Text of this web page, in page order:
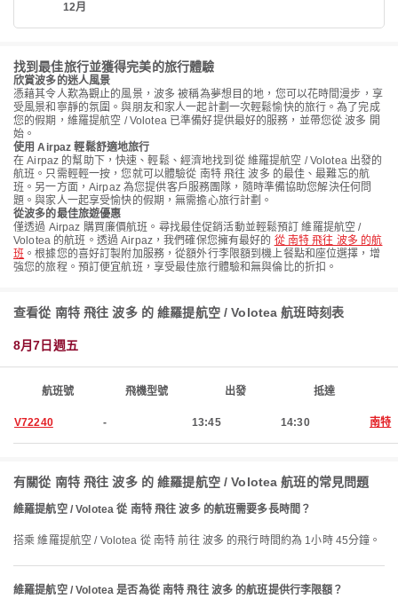
12月
找到最佳旅行並獲得完美的旅行體驗
欣賞波多的迷人風景
憑藉其令人歎為觀止的風景，波多 被稱為夢想目的地，您可以花時間漫步，享
受風景和寧靜的氛圍。與朋友和家人一起計劃一次輕鬆愉快的旅行。為了完成
您的假期，維羅提航空 / Volotea 已準備好提供最好的服務，並帶您從 波多 開
始。
使用 Airpaz 輕鬆舒適地旅行
在 Airpaz 的幫助下，快速、輕鬆、經濟地找到從 維羅提航空 / Volotea 出發的
航班。只需輕輕一按，您就可以體驗從 南特 飛往 波多 的最佳、最難忘的航
班。另一方面，Airpaz 為您提供客戶服務團隊，隨時準備協助您解決任何問
題。與家人一起享受愉快的假期，無需擔心旅行計劃。
從波多的最佳旅遊優惠
僅透過 Airpaz 購買廉價航班。尋找最佳促銷活動並輕鬆預訂 維羅提航空 /
Volotea 的航班。透過 Airpaz，我們確保您擁有最好的 從 南特 飛往 波多 的航
班 。根據您的喜好訂製附加服務，從額外行李限額到機上餐點和座位選擇，增
強您的旅程。預訂便宜航班，享受最佳旅行體驗和無與倫比的折扣。
查看從 南特 飛往 波多 的 維羅提航空 / Volotea 航班時刻表
8月7日週五
航班號 飛機型號 出發 抵達
V72240 - 13:45 14:30 南特
有關從 南特 飛往 波多 的 維羅提航空 / Volotea 航班的常見問題
維羅提航空 / Volotea 從 南特 飛往 波多 的航班需要多長時間？
搭乘 維羅提航空 / Volotea 從 南特 前往 波多 的飛行時間約為 1小時 45分鐘。
維羅提航空 / Volotea 是否為從 南特 飛往 波多 的航班提供行李限額？